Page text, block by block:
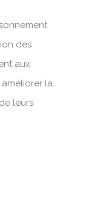
des
aux
la
leurs